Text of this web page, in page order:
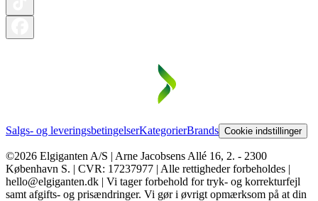
Salgs- og leveringsbetingelserKategorierBrands Cookie indstillinger
©2026 Elgiganten A/S | Arne Jacobsens Allé 16, 2. - 2300
København S. | CVR: 17237977 | Alle rettigheder forbeholdes |
hello@elgiganten.dk | Vi tager forbehold for tryk- og korrekturfejl
samt afgifts- og prisændringer. Vi gør i øvrigt opmærksom på at din